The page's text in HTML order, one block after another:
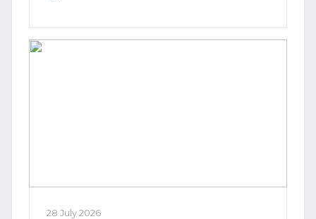
28 July 2026